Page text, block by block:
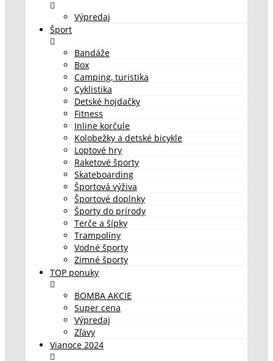
Výpredaj
Šport
Bandáže
Box
Camping, turistika
Cyklistika
Detské hojdačky
Fitness
Inline korčule
Kolobežky a detské bicykle
Loptové hry
Raketové športy
Skateboarding
Športová výživa
Športové doplnky
Športy do prírody
Terče a šípky
Trampolíny
Vodné športy
Zimné športy
TOP ponuky
BOMBA AKCIE
Super cena
Výpredaj
Zľavy
Vianoce 2024